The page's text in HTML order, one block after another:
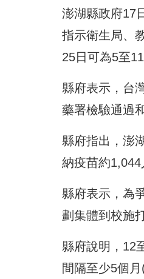
澎湖縣政府17
指示衛生局、
25日可為5至
縣府表示，台
藥署檢驗通過
縣府指出，澎
納疫苗約1,044
縣府表示，為
劃集體到校施
縣府說明，12
間隔至少5個